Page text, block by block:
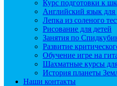
Курс подготовки к
Английский язык
Лепка из соленого
Рисование для детей
Занятия по
Развитие
Обучение игре на
Шахматные курсы
История планеты
Наши контакты